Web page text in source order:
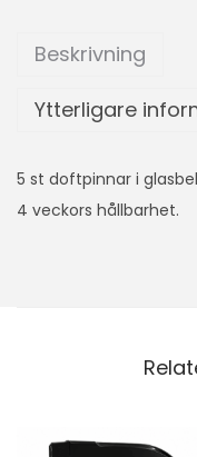
Beskrivning
Ytterligare
5 st doftpinnar i
4 veckors hållbarhet.